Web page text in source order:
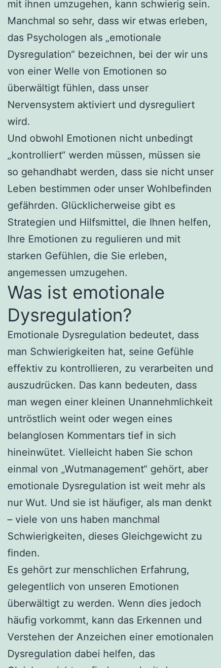
mit ihnen umzugehen, kann schwierig sein.
Manchmal so sehr, dass wir etwas erleben,
das Psychologen als „emotionale
Dysregulation“ bezeichnen, bei der wir uns
von einer Welle von Emotionen so
überwältigt fühlen, dass unser
Nervensystem aktiviert und dysreguliert
wird.
Und obwohl Emotionen nicht unbedingt
„kontrolliert“ werden müssen, müssen sie
so gehandhabt werden, dass sie nicht unser
Leben bestimmen oder unser Wohlbefinden
gefährden. Glücklicherweise gibt es
Strategien und Hilfsmittel, die Ihnen helfen,
Ihre Emotionen zu regulieren und mit
starken Gefühlen, die Sie erleben,
angemessen umzugehen.
Was ist emotionale
Dysregulation?
Emotionale Dysregulation bedeutet, dass
man Schwierigkeiten hat, seine Gefühle
effektiv zu kontrollieren, zu verarbeiten und
auszudrücken. Das kann bedeuten, dass
man wegen einer kleinen Unannehmlichkeit
untröstlich weint oder wegen eines
belanglosen Kommentars tief in sich
hineinwütet. Vielleicht haben Sie schon
einmal von „Wutmanagement“ gehört, aber
emotionale Dysregulation ist weit mehr als
nur Wut. Und sie ist häufiger, als man denkt
– viele von uns haben manchmal
Schwierigkeiten, dieses Gleichgewicht zu
finden.
Es gehört zur menschlichen Erfahrung,
gelegentlich von unseren Emotionen
überwältigt zu werden. Wenn dies jedoch
häufig vorkommt, kann das Erkennen und
Verstehen der Anzeichen einer emotionalen
Dysregulation dabei helfen, das